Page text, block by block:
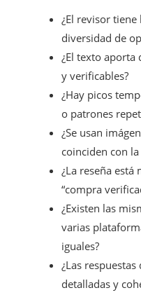
¿El revisor
diversidad de
¿El texto aporta
y verificables?
¿Hay picos
o patrones
¿Se usan
coinciden con
¿La reseña está
“compra
¿Existen las
varias
iguales?
¿Las
detalladas y